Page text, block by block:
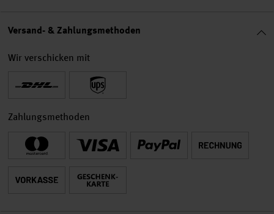
Versand- & Zahlungsmethoden
Wir verschicken mit
Zahlungsmethoden